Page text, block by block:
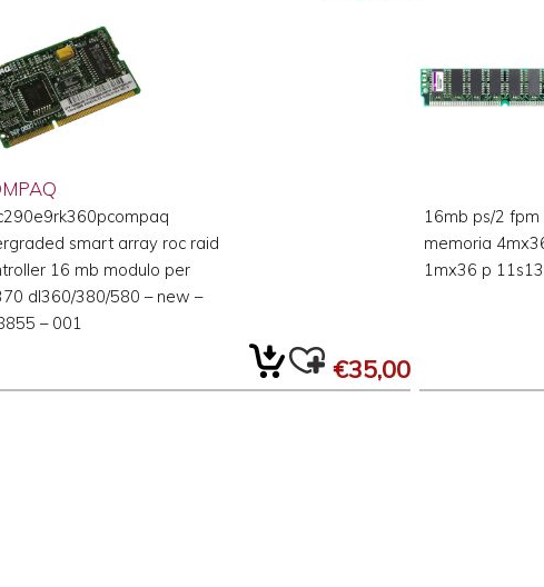
smart array roc raid
16 mb modulo per
dl360/380/580 – new –
– 001
€35,00
16mb ps/2
memoria
1mx36 p